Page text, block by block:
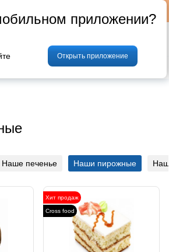
Фрукты и овощи Мясо Птица
Наше печенье Наши пирожные
Хит продаж
Cross food
приложении?
Открыть приложение